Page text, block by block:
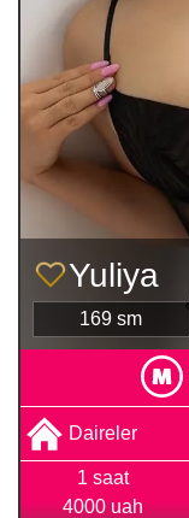
Yuliya
169 sm
Daireler
1 saat
4000 uah